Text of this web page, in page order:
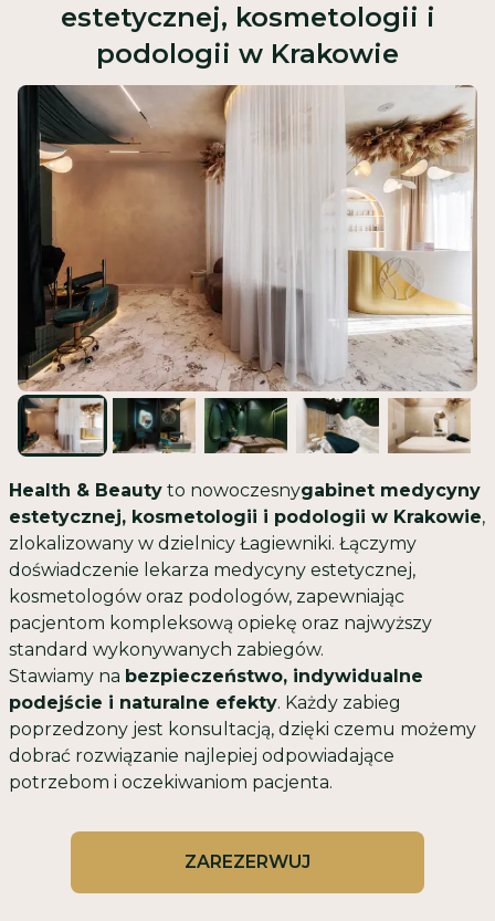
estetycznej, kosmetologii i
podologii w Krakowie
Health & Beauty to nowoczesnygabinet medycyny
estetycznej, kosmetologii i podologii w Krakowie,
zlokalizowany w dzielnicy Łagiewniki. Łączymy
doświadczenie lekarza medycyny estetycznej,
kosmetologów oraz podologów, zapewniając
pacjentom kompleksową opiekę oraz najwyższy
standard wykonywanych zabiegów.
Stawiamy na bezpieczeństwo, indywidualne
podejście i naturalne efekty. Każdy zabieg
poprzedzony jest konsultacją, dzięki czemu możemy
dobrać rozwiązanie najlepiej odpowiadające
potrzebom i oczekiwaniom pacjenta.
ZAREZERWUJ